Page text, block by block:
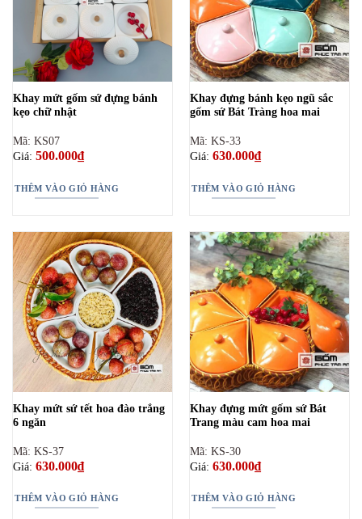
Khay mứt gốm sứ đựng bánh
kẹo chữ nhật
Mã: KS07
Giá: 500.000₫
THÊM VÀO GIỎ HÀNG
Khay đựng bánh kẹo ngũ sắc
gốm sứ Bát Tràng hoa mai
Mã: KS-33
Giá: 630.000₫
THÊM VÀO GIỎ HÀNG
Khay mứt sứ tết hoa đào trắng
6 ngăn
Mã: KS-37
Giá: 630.000₫
THÊM VÀO GIỎ HÀNG
Khay đựng mứt gốm sứ Bát
Trang màu cam hoa mai
Mã: KS-30
Giá: 630.000₫
THÊM VÀO GIỎ HÀNG